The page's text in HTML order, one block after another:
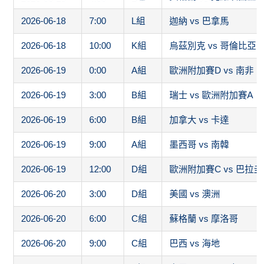
2026-06-20 6:00 C組 蘇格蘭 vs 摩洛哥
2026-06-20 9:00 C組 巴西 vs 海地
2026-06-20 12:00 F組 突尼西亞 vs 日本
2026-06-21 1:00 F組 荷蘭 vs 歐洲附加賽B
2026-06-21 4:00 E組 德國 vs 象牙海岸
2026-06-21 8:00 E組 厄瓜多 vs 古拉索
2026-06-22 0:00 H組 西班牙 vs 沙烏地阿拉伯
2026-06-22 3:00 G組 比利時 vs 伊朗
2026-06-22 6:00 H組 烏拉圭 vs 維德角
2026-06-22 9:00 G組 紐西蘭 vs 埃及